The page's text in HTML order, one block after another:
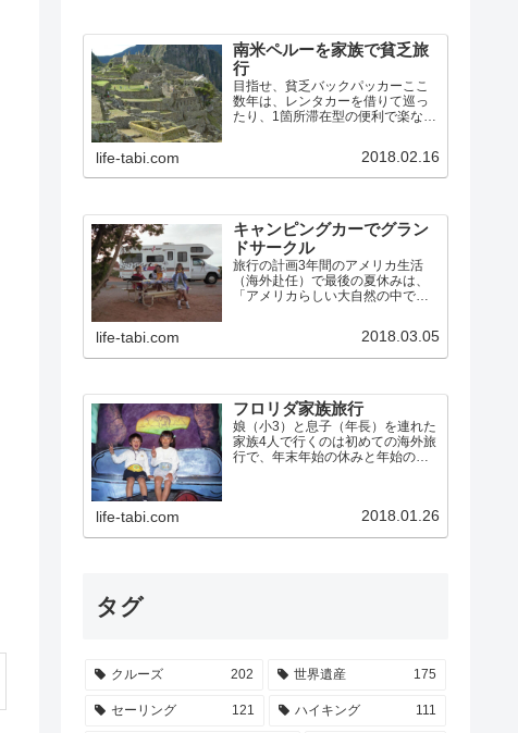
南米ペルーを家族で貧乏旅
行
目指せ、貧乏バックパッカーここ
数年は、レンタカーを借りて巡っ
たり、1箇所滞在型の便利で楽な旅
歩いたりして、安宿を探しながら
の旅をしてみたくなりました。そ
life-tabi.com 2018.02.16
キャンピングカーでグラン
ドサークル
旅行の計画3年間のアメリカ生活
（海外赴任）で最後の夏休みは、
「アメリカらしい大自然の中でア
ランドサークル」を巡ることにし
ました。グランドサークルとは、
life-tabi.com 2018.03.05
フロリダ家族旅行
娘（小3）と息子（年長）を連れた
家族4人で行くのは初めての海外旅
行で、年末年始の休みと年始のラ
ト、ユニバーサル・スタジオなど
life-tabi.com 2018.01.26
タグ
クルーズ 202 世界遺産 175
セーリング 121 ハイキング 111